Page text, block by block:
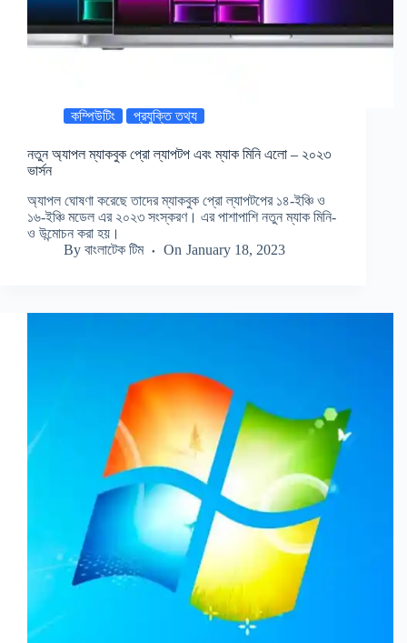
কম্পিউটিং প্রযুক্তি তথ্য
নতুন অ্যাপল ম্যাকবুক প্রো ল্যাপটপ এবং ম্যাক মিনি এলো – ২০২৩
ভার্সন
অ্যাপল ঘোষণা করেছে তাদের ম্যাকবুক প্রো ল্যাপটপের ১৪-ইঞ্চি ও
১৬-ইঞ্চি মডেল এর ২০২৩ সংস্করণ। এর পাশাপাশি নতুন ম্যাক মিনি-
ও উন্মোচন করা হয়।
By বাংলাটেক টিম On January 18, 2023